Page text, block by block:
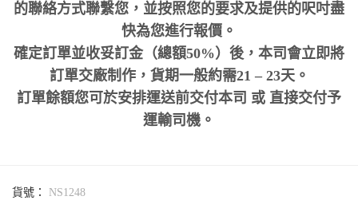
的聯絡方式聯繫您，並按照您的要求及提供的呎吋盡
快為您進行報價。
確定訂單並收妥訂金（總額50%）後，本司會立即將
訂單交廠制作，貨期一般約需21 – 23天。
訂單餘額您可於安排運送前交付本司 或 直接交付予
運輸司機。
貨號： NS1248